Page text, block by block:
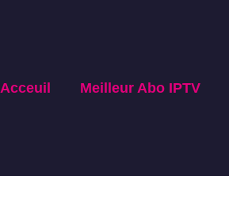
Acceuil Meilleur Abo IPTV